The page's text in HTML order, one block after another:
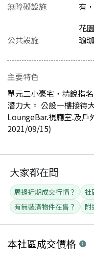
無障礙設施
有
公共設施
花
瑜
主要特色
單元二小豪宅，精銳指
潛力大。 公設一樓接待
LoungeBar.視廳室.及戶
2021/09/15)
大家都在問
周邊近期成交行情？
社
有無裝潢物件在售？
附
本社區成交價格